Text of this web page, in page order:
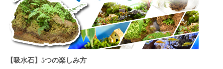
【吸水石】5つの楽しみ方